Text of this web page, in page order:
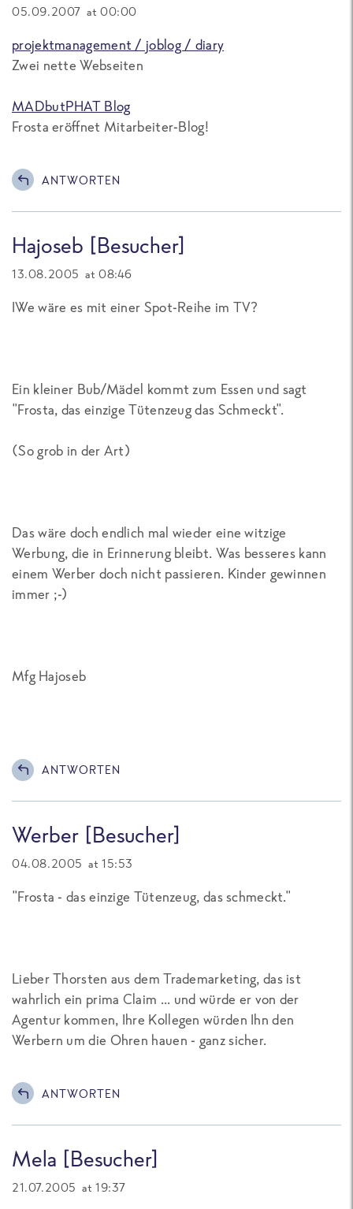
05.09.2007 at 00:00
projektmanagement / joblog / diary
Zwei nette Webseiten
MADbutPHAT Blog
Frosta eröffnet Mitarbeiter-Blog!
ANTWORTEN
Hajoseb [Besucher]
13.08.2005 at 08:46
IWe wäre es mit einer Spot-Reihe im TV?
Ein kleiner Bub/Mädel kommt zum Essen und sagt
"Frosta, das einzige Tütenzeug das Schmeckt".
(So grob in der Art)
Das wäre doch endlich mal wieder eine witzige
Werbung, die in Erinnerung bleibt. Was besseres kann
einem Werber doch nicht passieren. Kinder gewinnen
immer ;-)
Mfg Hajoseb
ANTWORTEN
Werber [Besucher]
04.08.2005 at 15:53
"Frosta - das einzige Tütenzeug, das schmeckt."
Lieber Thorsten aus dem Trademarketing, das ist
wahrlich ein prima Claim ... und würde er von der
Agentur kommen, Ihre Kollegen würden Ihn den
Werbern um die Ohren hauen - ganz sicher.
ANTWORTEN
Mela [Besucher]
21.07.2005 at 19:37